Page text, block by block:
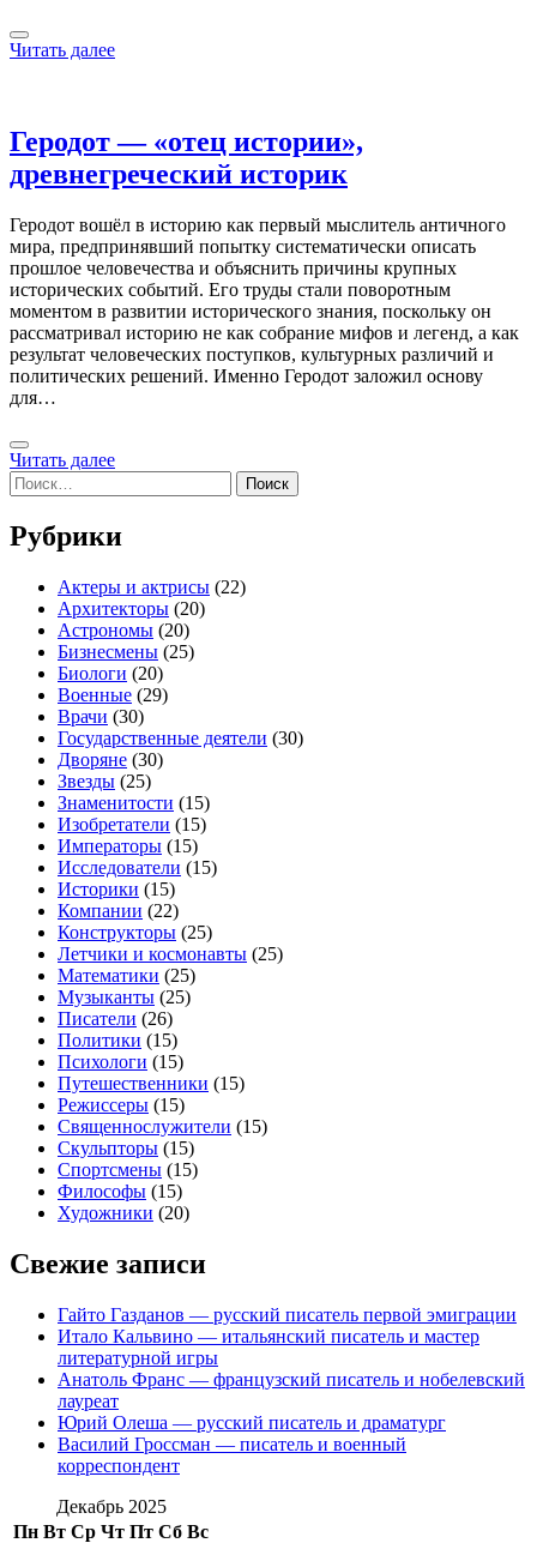
Читать далее
Геродот — «отец истории»,
древнегреческий историк
Геродот вошёл в историю как первый мыслитель античного
мира, предпринявший попытку систематически описать
прошлое человечества и объяснить причины крупных
исторических событий. Его труды стали поворотным
моментом в развитии исторического знания, поскольку он
рассматривал историю не как собрание мифов и легенд, а как
результат человеческих поступков, культурных различий и
политических решений. Именно Геродот заложил основу
для…
Читать далее
Найти:
Рубрики
Актеры и актрисы (22)
Архитекторы (20)
Астрономы (20)
Бизнесмены (25)
Биологи (20)
Военные (29)
Врачи (30)
Государственные деятели (30)
Дворяне (30)
Звезды (25)
Знаменитости (15)
Изобретатели (15)
Императоры (15)
Исследователи (15)
Историки (15)
Компании (22)
Конструкторы (25)
Летчики и космонавты (25)
Математики (25)
Музыканты (25)
Писатели (26)
Политики (15)
Психологи (15)
Путешественники (15)
Режиссеры (15)
Священнослужители (15)
Скульпторы (15)
Спортсмены (15)
Философы (15)
Художники (20)
Свежие записи
Гайто Газданов — русский писатель первой эмиграции
Итало Кальвино — итальянский писатель и мастер
литературной игры
Анатоль Франс — французский писатель и нобелевский
лауреат
Юрий Олеша — русский писатель и драматург
Василий Гроссман — писатель и военный
корреспондент
Декабрь 2025
Пн Вт Ср Чт Пт Сб Вс